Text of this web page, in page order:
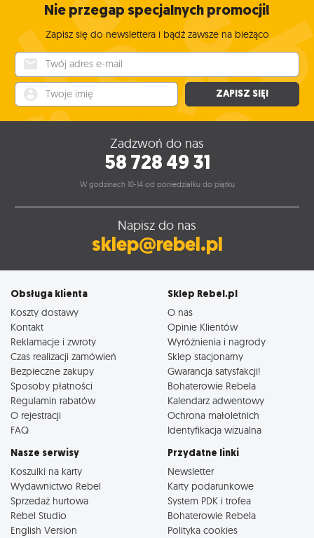
Nie przegap specjalnych promocji!
Zapisz się do newslettera i bądź zawsze na bieżąco
ZAPISZ SIĘ!
Zadzwoń do nas
58 728 49 31
W godzinach 10-14 od poniedziałku do piątku
Napisz do nas
sklep@rebel.pl
Obsługa klienta
Koszty dostawy
Kontakt
Reklamacje i zwroty
Czas realizacji zamówień
Bezpieczne zakupy
Sposoby płatności
Regulamin rabatów
O rejestracji
FAQ
Sklep Rebel.pl
O nas
Opinie Klientów
Wyróżnienia i nagrody
Sklep stacjonarny
Gwarancja satysfakcji!
Bohaterowie Rebela
Kalendarz adwentowy
Ochrona małoletnich
Identyfikacja wizualna
Nasze serwisy
Koszulki na karty
Wydawnictwo Rebel
Sprzedaż hurtowa
Rebel Studio
English Version
Przydatne linki
Newsletter
Karty podarunkowe
System PDK i trofea
Bohaterowie Rebela
Polityka cookies